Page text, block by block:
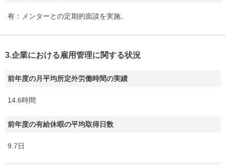
有：メンターとの定期的面談を実施。
3.企業における雇用管理に関する状況
前年度の月平均所定外労働時間の実績
14.6時間
前年度の有給休暇の平均取得日数
9.7日